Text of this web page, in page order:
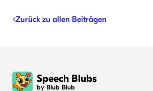
Zurück zu allen Beiträgen
Speech Blubs
by Blub Blub